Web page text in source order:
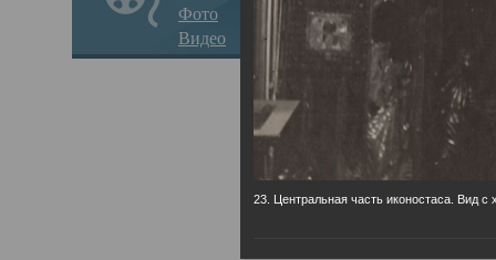
Фото
Видео
23. Центральная часть иконостаса. Вид с